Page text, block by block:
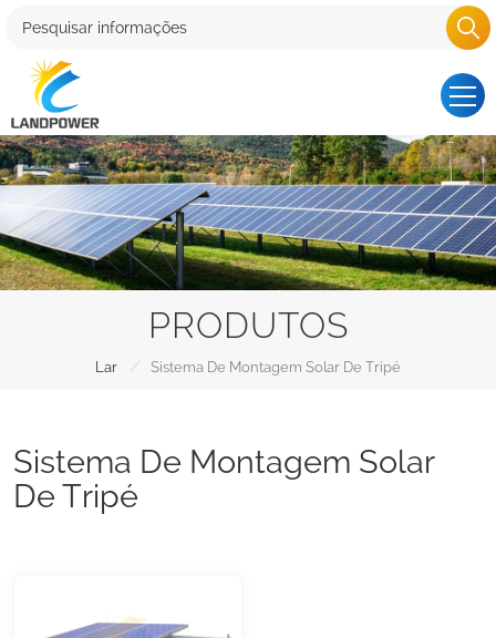
PRODUTOS
Lar / Sistema De Montagem Solar De Tripé
Sistema De Montagem Solar
De Tripé